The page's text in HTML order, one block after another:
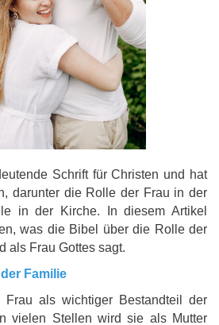
Schrift für Christen und hat
darunter die Rolle der Frau in der
in der Kirche. In diesem Artikel
was die Bibel über die Rolle der
als Frau Gottes sagt.
Familie
als wichtiger Bestandteil der
vielen Stellen wird sie als Mutter